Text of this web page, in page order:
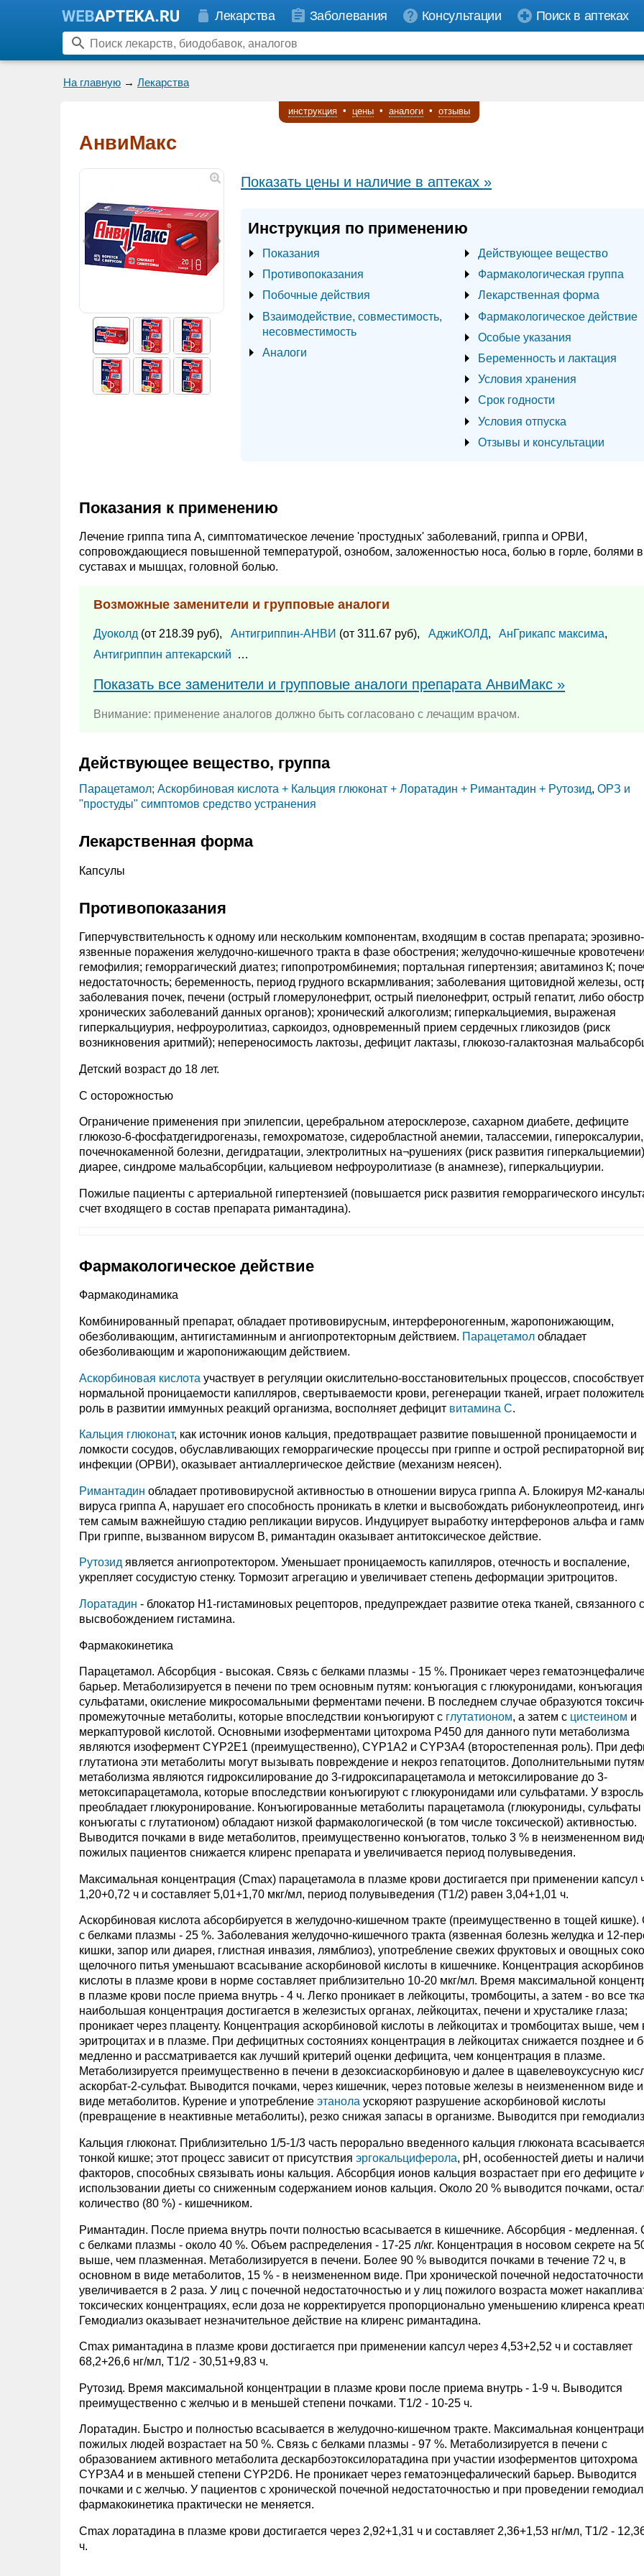
Лекарства Заболевания Консультации Поиск в аптеках
На главную → Лекарства
инструкция • цены • аналоги • отзывы
АнвиМакс
Показать цены и наличие в аптеках »
Инструкция по применению
Показания
Противопоказания
Побочные действия
Взаимодействие, совместимость,
несовместимость
Аналоги
Действующее вещество
Фармакологическая группа
Лекарственная форма
Фармакологическое действие
Особые указания
Беременность и лактация
Условия хранения
Срок годности
Условия отпуска
Отзывы и консультации
Показания к применению
Лечение гриппа типа А, симптоматическое лечение 'простудных' заболеваний, гриппа и ОРВИ,
сопровождающиеся повышенной температурой, ознобом, заложенностью носа, болью в горле, болями в
суставах и мышцах, головной болью.
Возможные заменители и групповые аналоги
Дуоколд (от 218.39 руб), Антигриппин-АНВИ (от 311.67 руб), АджиКОЛД, АнГрикапс максима,
Антигриппин аптекарский
…
Показать все заменители и групповые аналоги препарата АнвиМакс »
Внимание: применение аналогов должно быть согласовано с лечащим врачом.
Действующее вещество, группа
Парацетамол; Аскорбиновая кислота + Кальция глюконат + Лоратадин + Римантадин + Рутозид, ОРЗ и
"простуды" симптомов средство устранения
Лекарственная форма
Капсулы
Противопоказания
Гиперчувствительность к одному или нескольким компонентам, входящим в состав препарата; эрозивно-
язвенные поражения желудочно-кишечного тракта в фазе обострения; желудочно-кишечные
гемофилия; геморрагический диатез; гипопротромбинемия; портальная гипертензия; авитаминоз К;
недостаточность; беременность, период грудного вскармливания; заболевания щитовидной железы,
заболевания почек, печени (острый гломерулонефрит, острый пиелонефрит, острый гепатит, либо
хронических заболеваний данных органов); хронический алкоголизм; гиперкальциемия, выраженая
гиперкальциурия, нефроуролитиаз, саркоидоз, одновременный прием сердечных гликозидов (риск
возникновения аритмий); непереносимость лактозы, дефицит лактазы, глюкозо-галактозная
Детский возраст до 18 лет.
С осторожностью
Ограничение применения при эпилепсии, церебральном атеросклерозе, сахарном диабете, дефиците
глюкозо-6-фосфатдегидрогеназы, гемохроматозе, сидеробластной анемии, талассемии, гипероксалурии,
почечнокаменной болезни, дегидратации, электролитных на¬рушениях (риск развития
диарее, синдроме мальабсорбции, кальциевом нефроуролитиазе (в анамнезе), гиперкальциурии.
Пожилые пациенты с артериальной гипертензией (повышается риск развития геморрагического
счет входящего в состав препарата римантадина).
Фармакологическое действие
Фармакодинамика
Комбинированный препарат, обладает противовирусным, интерфероногенным, жаропонижающим,
обезболивающим, антигистаминным и ангиопротекторным действием. Парацетамол обладает
обезболивающим и жаропонижающим действием.
Аскорбиновая кислота участвует в регуляции окислительно-восстановительных процессов, способствует
нормальной проницаемости капилляров, свертываемости крови, регенерации тканей, играет
роль в развитии иммунных реакций организма, восполняет дефицит витамина С.
Кальция глюконат, как источник ионов кальция, предотвращает развитие повышенной проницаемости и
ломкости сосудов, обуславливающих геморрагические процессы при гриппе и острой респираторной
инфекции (ОРВИ), оказывает антиаллергическое действие (механизм неясен).
Римантадин обладает противовирусной активностью в отношении вируса гриппа А. Блокируя М2-
вируса гриппа А, нарушает его способность проникать в клетки и высвобождать рибонуклеопротеид,
тем самым важнейшую стадию репликации вирусов. Индуцирует выработку интерферонов альфа и
При гриппе, вызванном вирусом В, римантадин оказывает антитоксическое действие.
Рутозид является ангиопротектором. Уменьшает проницаемость капилляров, отечность и воспаление,
укрепляет сосудистую стенку. Тормозит агрегацию и увеличивает степень деформации эритроцитов.
Лоратадин - блокатор Н1-гистаминовых рецепторов, предупреждает развитие отека тканей, связанного с
высвобождением гистамина.
Фармакокинетика
Парацетамол. Абсорбция - высокая. Связь с белками плазмы - 15 %. Проникает через
барьер. Метаболизируется в печени по трем основным путям: конъюгация с глюкуронидами, конъюгация
сульфатами, окисление микросомальными ферментами печени. В последнем случае образуются
промежуточные метаболиты, которые впоследствии конъюгируют с глутатионом, а затем с цистеином и
меркаптуровой кислотой. Основными изоферментами цитохрома Р450 для данного пути метаболизма
являются изофермент CYP2E1 (преимущественно), CYP1A2 и CYP3A4 (второстепенная роль). При
глутатиона эти метаболиты могут вызывать повреждение и некроз гепатоцитов. Дополнительными
метаболизма являются гидроксилирование до 3-гидроксипарацетамола и метоксилирование до 3-
метоксипарацетамола, которые впоследствии конъюгируют с глюкуронидами или сульфатами. У
преобладает глюкуронирование. Конъюгированные метаболиты парацетамола (глюкурониды, сульфаты
конъюгаты с глутатионом) обладают низкой фармакологической (в том числе токсической) активностью.
Выводится почками в виде метаболитов, преимущественно конъюгатов, только 3 % в неизмененном
пожилых пациентов снижается клиренс препарата и увеличивается период полувыведения.
Максимальная концентрация (Cmax) парацетамола в плазме крови достигается при применении капсул
1,20+0,72 ч и составляет 5,01+1,70 мкг/мл, период полувыведения (T1/2) равен 3,04+1,01 ч.
Аскорбиновая кислота абсорбируется в желудочно-кишечном тракте (преимущественно в тощей кишке).
с белками плазмы - 25 %. Заболевания желудочно-кишечного тракта (язвенная болезнь желудка и 12-
кишки, запор или диарея, глистная инвазия, лямблиоз), употребление свежих фруктовых и овощных
щелочного питья уменьшают всасывание аскорбиновой кислоты в кишечнике. Концентрация
кислоты в плазме крови в норме составляет приблизительно 10-20 мкг/мл. Время максимальной
в плазме крови после приема внутрь - 4 ч. Легко проникает в лейкоциты, тромбоциты, а затем - во все
наибольшая концентрация достигается в железистых органах, лейкоцитах, печени и хрусталике глаза;
проникает через плаценту. Концентрация аскорбиновой кислоты в лейкоцитах и тромбоцитах выше, чем
эритроцитах и в плазме. При дефицитных состояниях концентрация в лейкоцитах снижается позднее и
медленно и рассматривается как лучший критерий оценки дефицита, чем концентрация в плазме.
Метаболизируется преимущественно в печени в дезоксиаскорбиновую и далее в щавелевоуксусную
аскорбат-2-сульфат. Выводится почками, через кишечник, через потовые железы в неизмененном виде
виде метаболитов. Курение и употребление этанола ускоряют разрушение аскорбиновой кислоты
(превращение в неактивные метаболиты), резко снижая запасы в организме. Выводится при
Кальция глюконат. Приблизительно 1/5-1/3 часть перорально введенного кальция глюконата
тонкой кишке; этот процесс зависит от присутствия эргокальциферола, рН, особенностей диеты и
факторов, способных связывать ионы кальция. Абсорбция ионов кальция возрастает при его дефиците
использовании диеты со сниженным содержанием ионов кальция. Около 20 % выводится почками,
количество (80 %) - кишечником.
Римантадин. После приема внутрь почти полностью всасывается в кишечнике. Абсорбция - медленная.
с белками плазмы - около 40 %. Объем распределения - 17-25 л/кг. Концентрация в носовом секрете на
выше, чем плазменная. Метаболизируется в печени. Более 90 % выводится почками в течение 72 ч, в
основном в виде метаболитов, 15 % - в неизмененном виде. При хронической почечной
увеличивается в 2 раза. У лиц с почечной недостаточностью и у лиц пожилого возраста может
токсических концентрациях, если доза не корректируется пропорционально уменьшению клиренса
Гемодиализ оказывает незначительное действие на клиренс римантадина.
Cmax римантадина в плазме крови достигается при применении капсул через 4,53+2,52 ч и составляет
68,2+26,6 нг/мл, T1/2 - 30,51+9,83 ч.
Рутозид. Время максимальной концентрации в плазме крови после приема внутрь - 1-9 ч. Выводится
преимущественно с желчью и в меньшей степени почками. T1/2 - 10-25 ч.
Лоратадин. Быстро и полностью всасывается в желудочно-кишечном тракте. Максимальная
пожилых людей возрастает на 50 %. Связь с белками плазмы - 97 %. Метаболизируется в печени с
образованием активного метаболита дескарбоэтоксилоратадина при участии изоферментов цитохрома
CYP3A4 и в меньшей степени CYP2D6. Не проникает через гематоэнцефалический барьер. Выводится
почками и с желчью. У пациентов с хронической почечной недостаточностью и при проведении
фармакокинетика практически не меняется.
Cmax лоратадина в плазме крови достигается через 2,92+1,31 ч и составляет 2,36+1,53 нг/мл, T1/2 -
ч.